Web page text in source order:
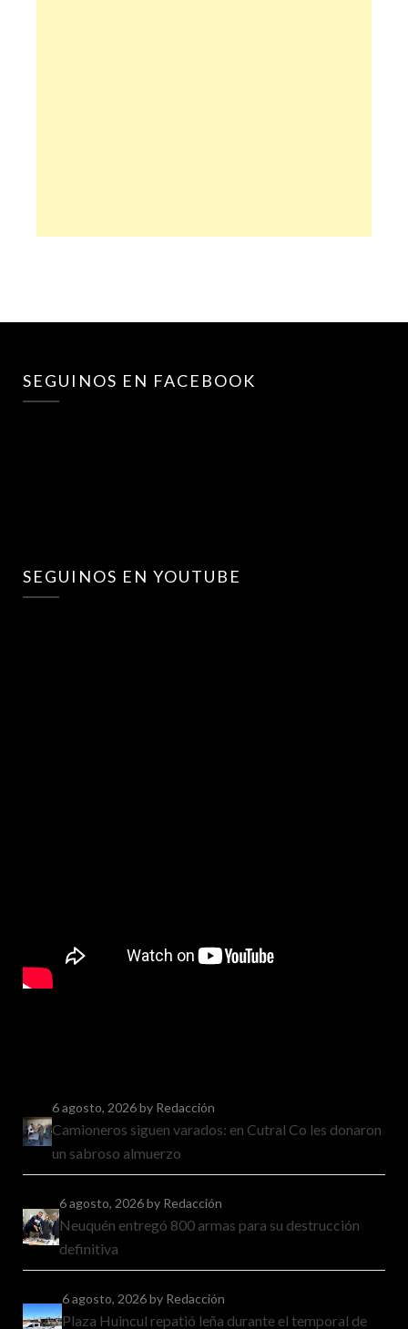
SEGUINOS EN FACEBOOK
SEGUINOS EN YOUTUBE
6 agosto, 2026by Redacción
Camioneros siguen varados: en Cutral Co les donaron
un sabroso almuerzo
6 agosto, 2026by Redacción
Neuquén entregó 800 armas para su destrucción
definitiva
6 agosto, 2026by Redacción
Plaza Huincul repatió leña durante el temporal de